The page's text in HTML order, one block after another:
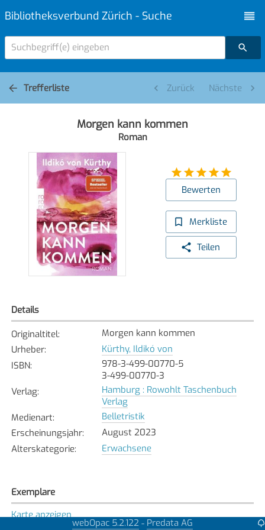
Bibliotheksverbund Zürich - Suche
Suchbegriff(e) eingeben
Trefferliste Zurück Nächste
Morgen kann kommen
Roman
Bewerten
Merkliste
Teilen
Details
Originaltitel:
Morgen kann kommen
Urheber:
Kürthy, Ildikó von
ISBN:
978-3-499-00770-5
3-499-00770-3
Verlag:
Hamburg : Rowohlt Taschenbuch
Verlag
Medienart:
Belletristik
Erscheinungsjahr:
August 2023
Alterskategorie: Erwachsene
Exemplare
Karte anzeigen
webOpac 5.2.122 - Predata AG